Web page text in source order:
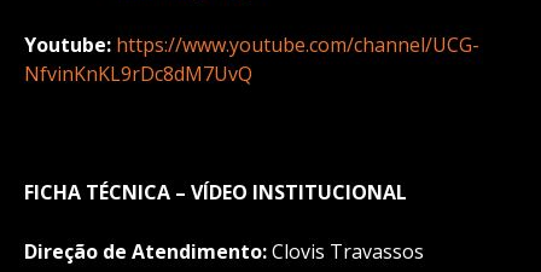
Youtube: https://www.youtube.com/channel/UCG-
NfvinKnKL9rDc8dM7UvQ
FICHA TÉCNICA – VÍDEO INSTITUCIONAL
Direção de Atendimento:Clovis Travassos